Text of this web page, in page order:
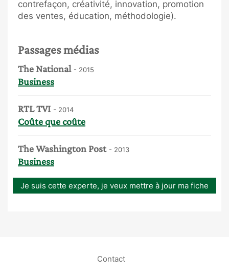
contrefaçon, créativité, innovation, promotion
des ventes, éducation, méthodologie).
Passages médias
The National - 2015
Business
RTL TVI - 2014
Coûte que coûte
The Washington Post - 2013
Business
Je suis cette experte, je veux mettre à jour ma fiche
Contact